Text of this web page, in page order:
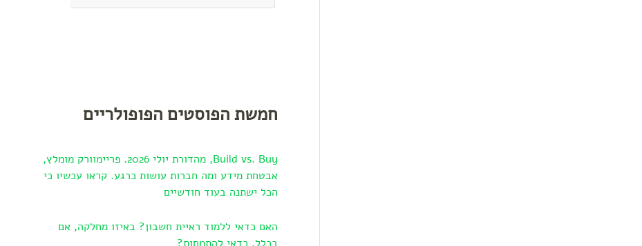
חמשת הפוסטים הפופולריים
Build vs. Buy, מהדורת יולי 2026. פריימוורק מומלץ,
אבטחת מידע ומה חברות עושות כרגע. קראו עכשיו כי
הכל ישתנה בעוד חודשיים
האם כדאי ללמוד ראיית חשבון? באיזו מחלקה, אם